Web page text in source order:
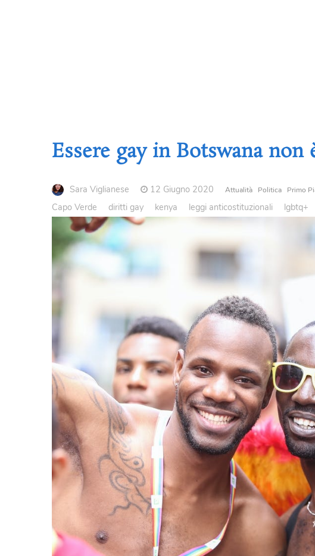
Essere gay in Botswana non
Sara Viglianese 12 Giugno 2020 Attualità Politica Primo
Capo Verde
diritti gay kenya leggi anticostituzionali lgbtq+